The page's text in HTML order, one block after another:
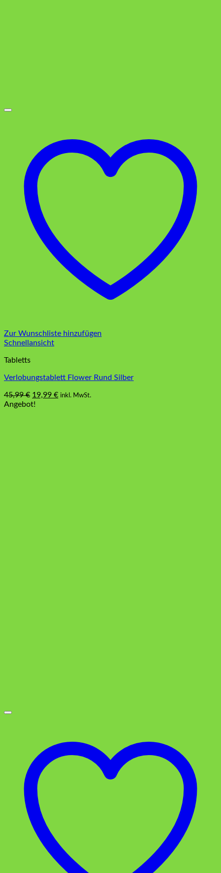
Zur Wunschliste hinzufügen
Schnellansicht
Tabletts
Verlobungstablett Flower Rund Silber
45,99€ Ursprünglicher
Preis
19,99 €Aktueller
inkl. MwSt.
Angebot!